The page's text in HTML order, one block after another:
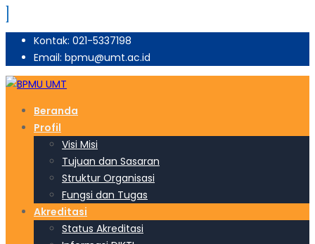
Kontak: 021-5337198
Email: bpmu@umt.ac.id
Beranda
Profil
Visi Misi
Tujuan dan Sasaran
Struktur Organisasi
Fungsi dan Tugas
Akreditasi
Status Akreditasi